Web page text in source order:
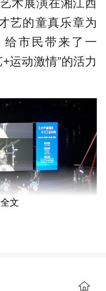
术展演在湘江西
艺的童真乐章为
市民带来了一
运动激情”的活力
文